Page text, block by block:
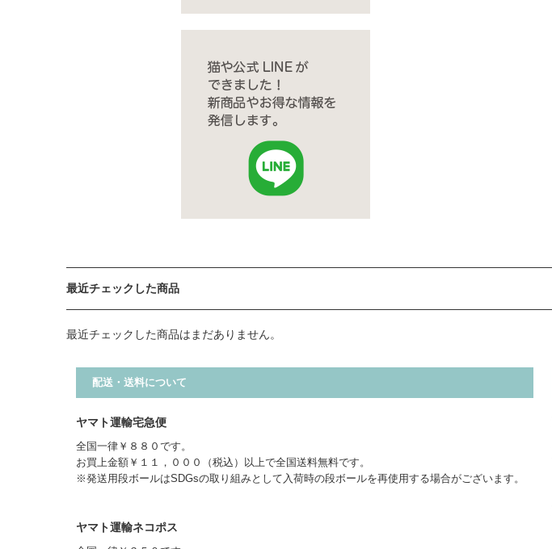
最近チェックした商品
最近チェックした商品はまだありません。
配送・送料について
ヤマト運輸宅急便
全国一律￥８８０です。
お買上金額￥１１，０００（税込）以上で全国送料無料です。
※発送用段ボールはSDGsの取り組みとして入荷時の段ボールを再使用する場合がございます。
ヤマト運輸ネコポス